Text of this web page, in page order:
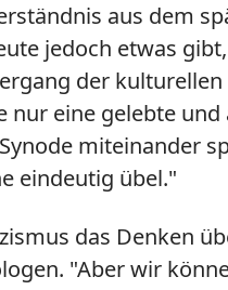
aus dem
jedoch etwas
der
eine gelebte
miteinander
eindeutig übel."
das Denken
"Aber wir